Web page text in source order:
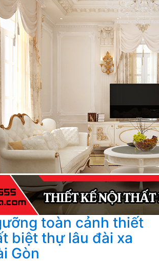
toàn cảnh thiết
biệt thự lâu đài xa
Gòn